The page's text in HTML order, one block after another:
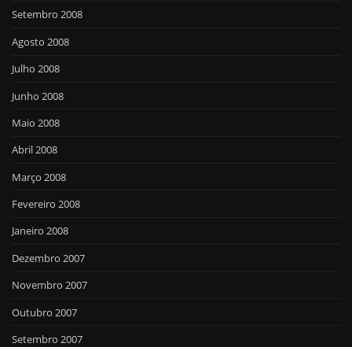
Setembro 2008
Agosto 2008
Julho 2008
Junho 2008
Maio 2008
Abril 2008
Março 2008
Fevereiro 2008
Janeiro 2008
Dezembro 2007
Novembro 2007
Outubro 2007
Setembro 2007